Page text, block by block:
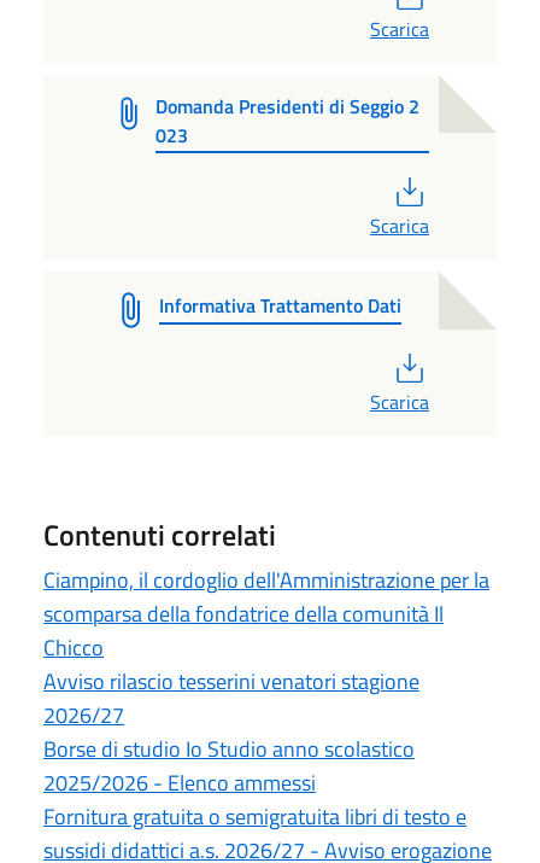
Scarica
Domanda Presidenti di Seggio 2
023
Scarica
Informativa Trattamento Dati
Scarica
Contenuti correlati
Ciampino, il cordoglio dell'Amministrazione per la
scomparsa della fondatrice della comunità Il
Chicco
Avviso rilascio tesserini venatori stagione
2026/27
Borse di studio Io Studio anno scolastico
2025/2026 - Elenco ammessi
Fornitura gratuita o semigratuita libri di testo e
sussidi didattici a.s. 2026/27 - Avviso erogazione